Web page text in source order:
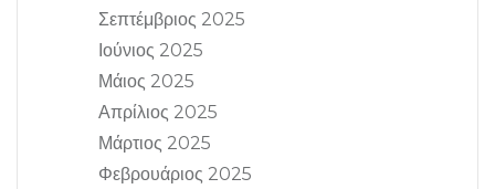
Σεπτέμβριος 2025
Ιούνιος 2025
Μάιος 2025
Απρίλιος 2025
Μάρτιος 2025
Φεβρουάριος 2025